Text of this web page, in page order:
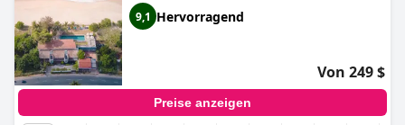
9,1 Hervorragend
Von 249 $
Preise anzeigen